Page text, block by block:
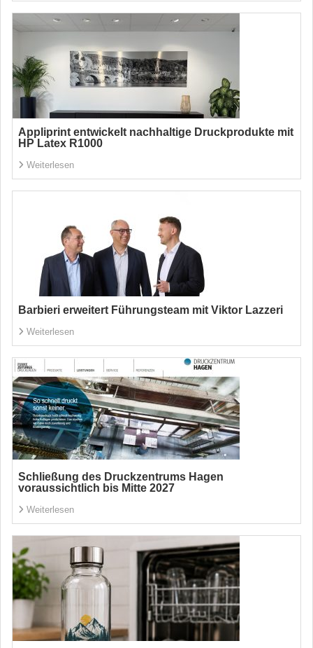
Appliprint entwickelt nachhaltige Druckprodukte mit
HP Latex R1000
Weiterlesen
Barbieri erweitert Führungsteam mit Viktor Lazzeri
Weiterlesen
Schließung des Druckzentrums Hagen
voraussichtlich bis Mitte 2027
Weiterlesen